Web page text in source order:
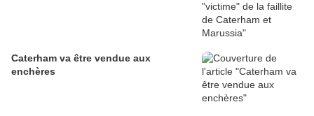
Caterham va être vendue aux
enchères